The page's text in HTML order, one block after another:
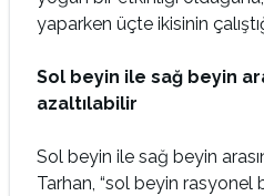
yaparken üçte ikisinin
Sol beyin ile sağ beyin
azaltılabilir
Sol beyin ile sağ beyin
Tarhan, “sol beyin rasyonel